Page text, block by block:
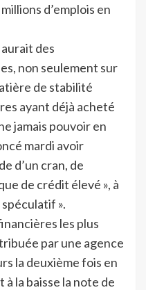
d’emplois en
des
non seulement sur
de stabilité
ayant déjà acheté
jamais pouvoir en
mardi avoir
d’un cran, de
de crédit élevé », à
».
les plus
par une agence
la deuxième fois en
la baisse la note de